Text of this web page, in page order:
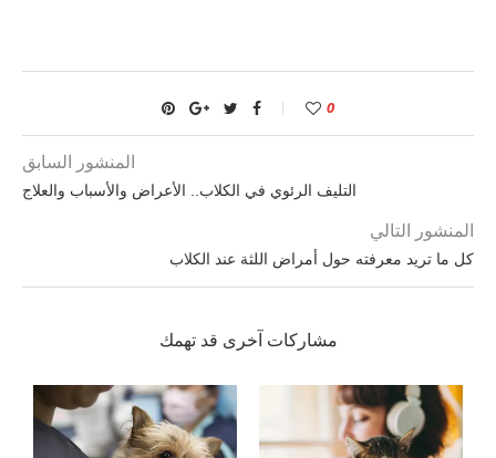
0
المنشور السابق
التليف الرئوي في الكلاب.. الأعراض والأسباب والعلاج
المنشور التالي
كل ما تريد معرفته حول أمراض اللثة عند الكلاب
مشاركات آخرى قد تهمك